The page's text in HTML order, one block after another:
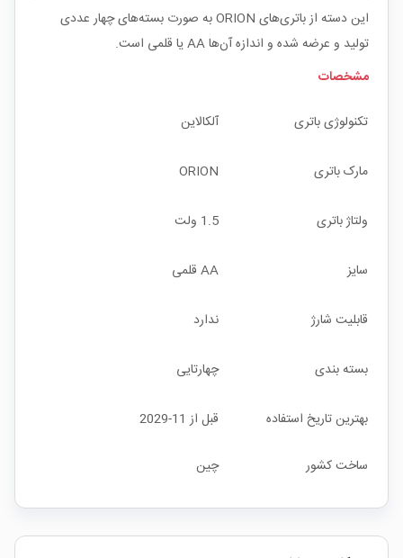
این دسته از باتری‌های ORION به‌ صورت بسته‌های چهار عددی
تولید و عرضه‌ شده و اندازه آن‌ها AA یا قلمی است.
مشخصات
تکنولوژی باتری آلکالاین
مارک باتری ORION
ولتاژ باتری 1.5 ولت
سایز AA قلمی
قابلیت شارژ ندارد
بسته بندی چهارتایی
بهترین تاریخ استفاده قبل از 11-2029
ساخت کشور چین